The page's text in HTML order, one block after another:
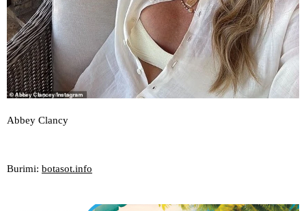
Abbey Clancy
Burimi: botasot.info